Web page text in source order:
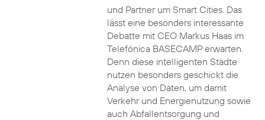
und Partner um Smart Cities. Das
lässt eine besonders interessante
Debatte mit CEO Markus Haas im
Telefónica BASECAMP erwarten.
Denn diese intelligenten Städte
nutzen besonders geschickt die
Analyse von Daten, um damit
Verkehr und Energienutzung sowie
auch Abfallentsorgung und